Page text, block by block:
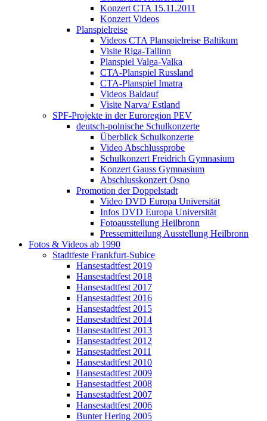
Konzert CTA 15.11.2011
Konzert Videos
Planspielreise
Videos CTA Planspielreise Baltikum
Visite Riga-Tallinn
Planspiel Valga-Valka
CTA-Planspiel Russland
CTA-Planspiel Imatra
Videos Baldauf
Visite Narva/ Estland
SPF-Projekte in der Euroregion PEV
deutsch-polnische Schulkonzerte
Überblick Schulkonzerte
Video Abschlussprobe
Schulkonzert Freidrich Gymnasium
Konzert Gauss Gymnasium
Abschlusskonzert Osno
Promotion der Doppelstadt
Video DVD Europa Universität
Infos DVD Europa Universität
Fotoausstellung Heilbronn
Pressemitteilung Ausstellung Heilbronn
Fotos & Videos ab 1990
Stadtfeste Frankfurt-Subice
Hansestadtfest 2019
Hansestadtfest 2018
Hansestadtfest 2017
Hansestadtfest 2016
Hansestadtfest 2015
Hansestadtfest 2014
Hansestadtfest 2013
Hansestadtfest 2012
Hansestadtfest 2011
Hansestadtfest 2010
Hansestadtfest 2009
Hansestadtfest 2008
Hansestadtfest 2007
Hansestadtfest 2006
Bunter Hering 2005